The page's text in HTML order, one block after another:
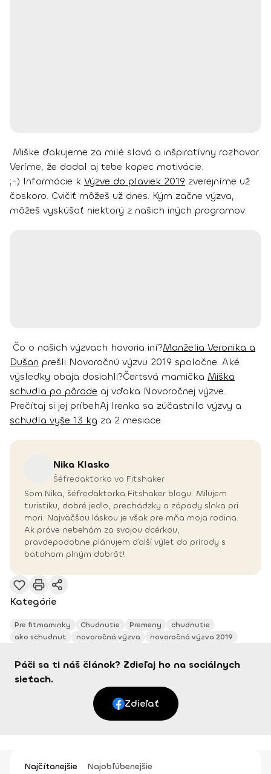
Miške ďakujeme za milé slová a inšpiratívny rozhovor.
Veríme, že dodal aj tebe kopec motivácie.
;-) Informácie k Výzve do plaviek 2019 zverejníme už
čoskoro. Cvičiť môžeš už dnes. Kým začne výzva,
môžeš vyskúšať niektorý z našich iných programov:
Čo o našich výzvach hovoria iní?Manželia Veronika a
Dušan prešli Novoročnú výzvu 2019 spoločne. Aké
výsledky obaja dosiahli?Čertsvá mamička Miška
schudla po pôrode aj vďaka Novoročnej výzve.
Prečítaj si jej príbehAj Irenka sa zúčastnila výzvy a
schudla vyše 13 kg za 2 mesiace
Nika Klasko
Šéfredaktorka vo Fitshaker
Som Nika, šéfredaktorka Fitshaker blogu. Milujem
turistiku, dobré jedlo, prechádzky a západy slnka pri
mori. Najväčšou láskou je však pre mňa moja rodina.
Ak práve nebehám za svojou dcérkou,
pravdepodobne plánujem ďalší výlet do prírody s
batohom plným dobrôt!
Kategórie
Pre fitmaminky Chudnutie Premeny
chudnutie
ako schudnut
novoročná výzva novoročná výzva 2019
Páči sa ti náš článok? Zdieľaj ho na sociálnych
sieťach.
Zdieľať
Najčítanejšie Najobľúbenejšie